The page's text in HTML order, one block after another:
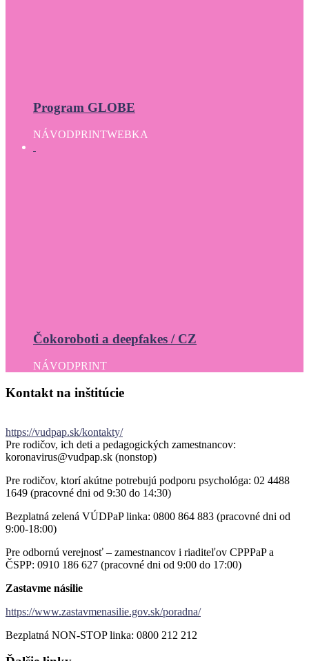
Program GLOBE
NÁVODPRINTWEBKA
Čokoroboti a deepfakes / CZ
NÁVODPRINT
Kontakt na inštitúcie
https://vudpap.sk/kontakty/
Pre rodičov, ich deti a pedagogických zamestnancov:
koronavirus@vudpap.sk (nonstop)
Pre rodičov, ktorí akútne potrebujú podporu psychológa: 02 4488
1649 (pracovné dni od 9:30 do 14:30)
Bezplatná zelená VÚDPaP linka: 0800 864 883 (pracovné dni od
9:00-18:00)
Pre odbornú verejnosť – zamestnancov i riaditeľov CPPPaP a
ČSPP: 0910 186 627 (pracovné dni od 9:00 do 17:00)
Zastavme násilie
https://www.zastavmenasilie.gov.sk/poradna/
Bezplatná NON-STOP linka: 0800 212 212